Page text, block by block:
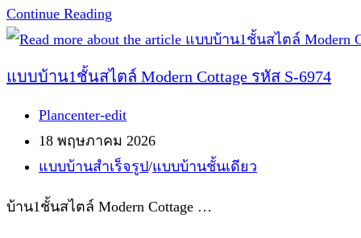
Continue Reading
บ้าน1ชั้น
สไตล์
contemporary
รหัส
S-
7903
แบบบ้าน1ชั้นสไตล์ Modern Cottage รหัส S-6974
Post
author:
Plancenter-edit
Post
published:
18 พฤษภาคม 2026
Post
แบบบ้านสำเร็จรูป/แบบบ้านชั้นเดียว
บ้าน1ชั้นสไตล์ Modern Cottage …